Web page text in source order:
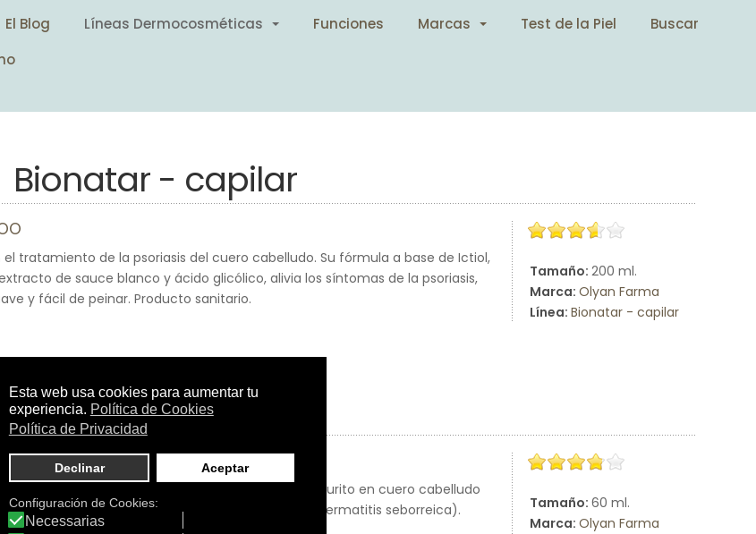
El Blog Líneas Dermocosméticas Funciones Marcas Test de la Piel
Buscar
Bionatar - capilar
Tamaño: 200 ml.
Marca: Olyan Farma
Línea: Bionatar - capilar
tratamiento de la psoriasis del cuero cabelludo. Su fórmula a base de Ictiol,
de sauce blanco y ácido glicólico, alivia los síntomas de la psoriasis,
y fácil de peinar. Producto sanitario.
Tamaño: 60 ml.
Marca: Olyan Farma
indicado para el tratamiento del picor o prurito en cuero cabelludo
(especialmente indicado en psoriasis y dermatitis seborreica).